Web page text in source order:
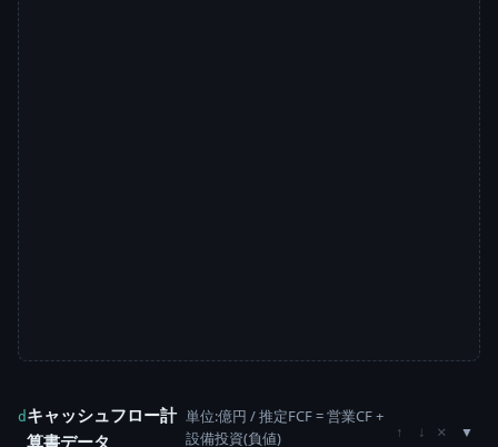
d キャッシュフロー計
算書データ
単位:億円 / 推定FCF = 営業CF +
設備投資(負値)
↑ ↓ ×